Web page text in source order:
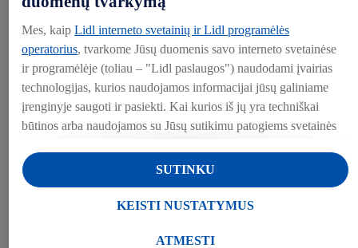
AUKOTI PAPRASTA
Grąžinkite tarą „Lidl“ taromate ir spauskite „aukoti“
„Lidl“ jūsų paaukotą sumą padvigubins
Mes, kaip Lidl interneto svetainių ir Lidl programėlės
operatorius, tvarkome Jūsų duomenis savo interneto svetainėse
ir programėlėje (toliau – "Lidl paslaugos") naudodami įvairias
technologijas, kurios naudojamos informacijai jūsų galiniame
įrenginyje saugoti ir pasiekti. Kai kurios iš jų yra techniškai
būtinos arba naudojamos su Jūsų sutikimu patogiems svetainės
personalizuotoms reklamos priemonėms Lidl paslaugose ir už
jų ribų. Jei esate "Lidl Plus" programos dalyvis, šiais tikslais
taip pat tvarkomi duomenys apie Jūsų elgesį apsiperkant
Skiltyje "Keisti nustatymus" galite leisti individualius tikslus ir
ATMESTI
KEISTI NUSTATYMUS
SUTINKU